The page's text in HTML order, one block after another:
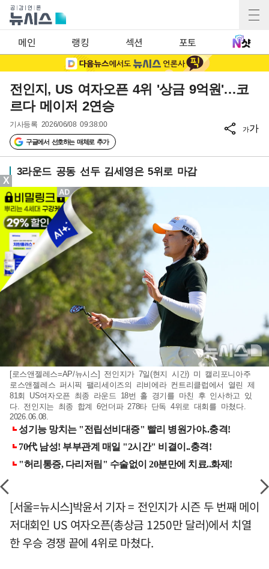
메인 랭킹 섹션 포토
전인지, US 여자오픈 4위 '상금 9억원'…코
르다 메이저 2연승
기사등록 2026/06/08 09:38:00
구글에서 선호하는 매체로 추가
가가
3라운드 공동 선두 김세영은 5위로 마감
[로스앤젤레스=AP/뉴시스] 전인지가 7일(현지 시간) 미 캘리포니아주
로스앤젤레스 퍼시픽 팰리세이즈의 리비에라 컨트리클럽에서 열린 제
81회 US여자오픈 최종 라운드 18번 홀 경기를 마친 후 인사하고 있
다. 전인지는 최종 합계 6언더파 278타 단독 4위로 대회를 마쳤다.
2026.06.08.
[서울=뉴시스]박윤서 기자 = 전인지가 시즌 두 번째 메이
저대회인 US 여자오픈(총상금 1250만 달러)에서 치열
한 우승 경쟁 끝에 4위로 마쳤다.
X